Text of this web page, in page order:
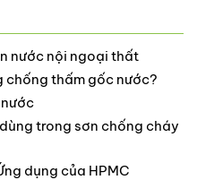
nước nội ngoại thất
chống thấm gốc nước?
trong sơn chống cháy
dụng của HPMC